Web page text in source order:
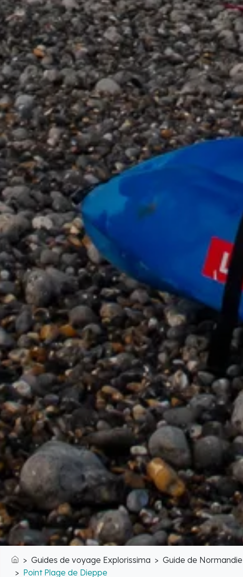
Accueil
Guides de voyage Explorissima Guide de Normandie
Point Plage de Dieppe